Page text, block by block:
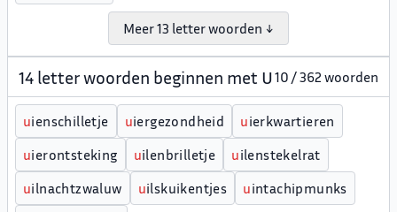
Meer 13 letter woorden ↓
14 letter woorden beginnen met U10 / 362 woorden
uienschilletje uiergezondheid uierkwartieren
uierontsteking uilenbrilletje uilenstekelrat
uilnachtzwaluw uilskuikentjes uintachipmunks